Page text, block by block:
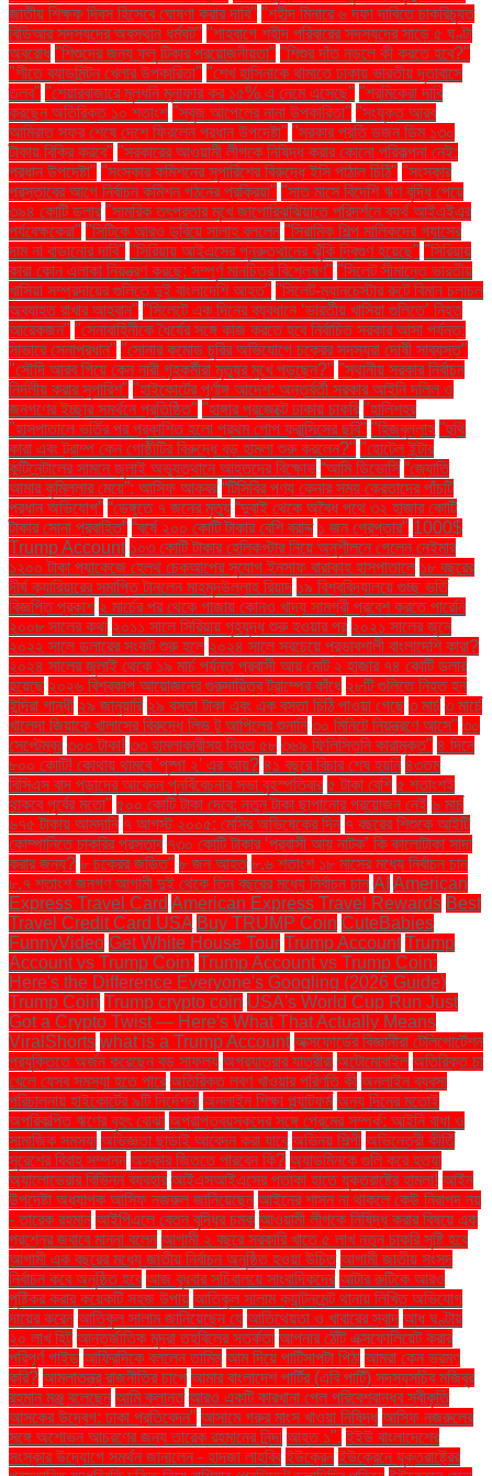
জাতীয় শিক্ষক দিবস হিসেবে ঘোষণা করার দাবি" "শহীদ মিনারে ৬ দফা দাবিতে চাকরিচ্যুত
বিডিআর সদস্যদের অবস্থান ধর্মঘট" "শাহবাগে শহীদ পরিবারের সদস্যদের সাড়ে ৫ ঘণ্টা
অবরোধ "শিশুদের জন্য ফ্লু টিকার প্রয়োজনীয়তা" "শিশুর দাঁত নড়লে কী করতে হবে?"
"শীতে ব্যাডমিন্টন খেলার উপকারিতা" "শেখ হাসিনাকে থামাতে ঢাকায় ভারতীয় দূতাবাসে
তলব" "শেয়ারবাজারে মূলধনি মুনাফার কর ১৫% এ নেমে এসেছে" "শ্রমিকেরা দাবি
করছেন অতিরিক্ত ১০ শতাংশ "সবুজ আপেলের নানা উপকারিতা" "সংযুক্ত আরব
আমিরাত সফর শেষে দেশে ফিরলেন প্রধান উপদেষ্টা" "সরকার প্রতি ডজন ডিম ১৩০
টাকায় বিক্রি করবে" "সরকারের আওয়ামী লীগকে নিষিদ্ধ করার কোনো পরিকল্পনা নেই:
প্রধান উপদেষ্টা" "সংস্কার কমিশনের সুপারিশের বিরুদ্ধে ইসি পাঠাল চিঠি" "সংস্কার
প্রস্তাবের আগে নির্বাচন কমিশন গঠনের প্রক্রিয়া" "সাত মাসে বিদেশি ঋণ বৃদ্ধি পেয়ে
৩৯৪ কোটি ডলার "সামরিক তৎপরতার মুখে জাপোরিঝঝিয়াতে পরিদর্শনে ব্যর্থ আইএইএর
পর্যবেক্ষকেরা" "সিটিকে আরও ডুবিয়ে সালাহ বললেন "সিরামিক শিল্প মালিকদের গ্যাসের
দাম না বাড়ানোর দাবি" "সিরিয়ায় আইএসের পুনরুত্থানের ঝুঁকি দ্বিগুণ হয়েছে" "সিরিয়ায়
কারা কোন এলাকা নিয়ন্ত্রণ করছে: সম্পূর্ণ মানচিত্র বিশ্লেষণ" "সিলেট সীমান্তে ভারতীয়
খাসিয়া সম্প্রদায়ের গুলিতে দুই বাংলাদেশি আহত" "সিলেট-ম্যানচেস্টার রুটে বিমান চলাচল
অব্যাহত রাখার আহ্বান" "সিলেটে এক দিনের ব্যবধানে ‘ভারতীয় খাসিয়া গু‌লিতে’ নিহত
আরেকজন" "সেনাবাহিনীকে ধৈর্যের সঙ্গে কাজ করতে হবে নির্বাচিত সরকার আসা পর্যন্ত:
সাভারে সেনাপ্রধান" "সোনার কমোড চুরির অভিযোগে চক্রের সদস্যরা দোষী সাব্যস্ত"
"সৌদি আরব গিয়ে কেন নারী গৃহকর্মীরা মৃত্যুর মুখে পড়ছেন?" "স্থানীয় সরকার নির্বাচন
নির্দলীয় করার সুপারিশ" "হাইকোর্টের পূর্ণাঙ্গ আদেশ: অন্তর্বর্তী সরকার আইনি দলিল ও
জনগণের ইচ্ছার সমর্থনে প্রতিষ্ঠিত" "হাঙ্গার প্রজেক্টে ঢাকায় চাকরি "হালিশহর
"হাসপাতালে ভর্তির পর প্রকাশিত হলো প্রথম পোপ ফ্রান্সিসের ছবি" "হিজবুল্লাহ "হুথি
কারা এবং ট্রাম্প কেন গোষ্ঠীটির বিরুদ্ধে বড় হামলা শুরু করলেন?" "হোটেল ইন্টার
কন্টিনেন্টালের সামনে জুলাই অভ্যুত্থানে আহতদের বিক্ষোভ “আমি ডিভোর্সি “জ্যোতি
আমার কুমিল্লার মেয়ে”: আসিফ আকবর “টিসিবির পণ্য কেনার সময় ক্রেতাদের পাঁচটি
প্রধান অভিযোগ” “ডেঙ্গুতে ৭ জনের মৃত্যু “দুবাই থেকে অবৈধ পথে ৩২ হাজার কোটি
টাকার সোনা প্রবাহিত” “বর্ষে ২০০ কোটি টাকার বেশি বরাদ্দ ১ জন গ্রেপ্তার" 1000$
Trump Account ১০৩ কোটি টাকার হেলিকপ্টার নিয়ে অনুশীলনে গেলেন নেইমার
১২০০ টাকা প্যাকেজে হেলথ চেকআপের সুযোগ ইনসাফ বারাকাহ হাসপাতালে ১৮ বছরের
দীর্ঘ ক্যারিয়ারের সমাপ্তি টানলেন মাহমুদউল্লাহ রিয়াদ ১৯ বিশ্ববিদ্যালয়ে গুচ্ছ ভর্তি
বিজ্ঞপ্তি প্রকাশ ২ মার্চের পর থেকে গাজায় কোনও খাদ্য সামগ্রী প্রবেশ করতে পারেনি
২০০৮ সালের কথা ২০১১ সালে সিরিয়ায় গৃহযুদ্ধ শুরু হওয়ার পর ২০২১ সালের জুনে
২০২২ সালে ডলারের সংকট শুরু হলে ২০২৪ সালে সবচেয়ে প্রভাবশালী বাংলাদেশি কারা?
২০২৪ সালের জুলাই থেকে ১৯ মার্চ পর্যন্ত প্রবাসী আয় মোট ২ হাজার ৭৪ কোটি ডলার
হয়েছে ২০২৬ বিশ্বকাপ আয়োজনের গুরুদায়িত্ব ট্রাম্পের কাঁধে ২৮টি গুলিতে নিহত হন
ইন্দিরা গান্ধী ২৯ জানুয়ারি ২৯ বস্তা টাকা এবং এক বস্তা চিঠি পাওয়া গেছে ৩ মার্চ ৩ মার্চে
খালেদা জিয়াকে খালাসের বিরুদ্ধে লিভ টু আপিলের শুনানি ৩০ মিনিটে নিয়ন্ত্রণে আসে" ৩০
সেপ্টেম্বর ৩০০ টাকা! ৩৩ হামলাকারীসহ নিহত ৫৮ ৩৬৯ ফিলিস্তিনি কারামুক্ত" ৪ দিনে
৮০০ কোটি! কোথায় থামবে 'পুষ্পা ২' এর আয়? ৪১ বছরে বিচার শেষ হয়নি ৪৩তম
বিসিএস বাদ পড়াদের আবেদন পুনর্বিবেচনার সভা বৃহস্পতিবার ৫ টাকা বেশি ৫ শতাংশই
থাকবে পূর্বের মতো" ৫০০ কোটি টাকা দেবে: নতুন টাকা ছাপানোর প্রয়োজন নেই ৬ মার্চ
৬৭৫ টাকায় আমদানি ৭ আগস্ট ২০০৫: মেসির অভিষেকের দিন ৭ বছরের শিশুকে আইটি
কোম্পানিতে চাকরির প্রস্তাব ৭৩০ কোটি টাকার ‘প্রবাসী আয় নাটক’ কি কালোটাকা সাদা
করার জন্য? ৮ চক্রের জড়িত" ৮ জন আহত ৮.৬ শতাংশ ১৮ মাসের মধ্যে নির্বাচন চান
৮.৭ শতাংশ জনগণ আগামী দুই থেকে তিন বছরের মধ্যে নির্বাচন চান AI American
Express Travel Card American Express Travel Rewards Best
Travel Credit Card USA Buy TRUMP Coin CuteBabies
FunnyVideo Get White House Tour Trump Account Trump
Account vs Trump Coin: Trump Account vs Trump Coin:
Here's the Difference Everyone's Googling (2026 Guide)
Trump Coin Trump crypto coin USA's World Cup Run Just
Got a Crypto Twist — Here's What That Actually Means
ViralShorts what is a Trump Account অক্সফোর্ডের বিজ্ঞানীরা টেলিপোর্টেশন
প্রযুক্তিতে অর্জন করেছেন বড় সাফল্য অগ্রযাত্রার যাত্রীরা অটোমোবাইল অতিরিক্ত চা
খেলে যেসব সমস্যা হতে পারে অতিরিক্ত লবণ খাওয়ার পরিণতি কী অনলাইন ব্যবসা
পরিচালনায় হাইকোর্টের ৯টি নির্দেশনা অনলাইন শিক্ষা প্ল্যাটফর্ম অন্য দিনের মতোই
অপরিকল্পিত ঋণের বৃহৎ বোঝা অপ্রাপ্তবয়স্কদের সঙ্গে প্রেমের সম্পর্ক: আইনি বাধা ও
সামাজিক সমস্যা অভিজ্ঞতা ছাড়াই আবেদন করা যাবে অভিনয় শিল্পী অভিনেত্রী কীর্তি
সুরেশের বিবাহ সম্পন্ন অস্কার জিততে পারবেন কি? অ্যাডমিনকে গুলি করে হত্যা
অ্যালোভেরার বিভিন্ন ব্যবহার আইএসআইএসের পতাকা হাতে যুক্তরাষ্ট্রে হামলা! আইন
উপদেষ্টা অধ্যাপক আসিফ নজরুল জানিয়েছেন আইনের শাসন না থাকলে কেউ নিরাপদ নয়
- তারেক রহমান আইপিএলে বেতন বৃদ্ধির চমক আওয়ামী লীগকে নিষিদ্ধ করার বিষয়ে এক
প্রশ্নের জবাবে মান্না বলেন আগামী ২ বছরে সরকারি খাতে ৫ লাখ নতুন চাকরি সৃষ্টি হবে
আগামী এক বছরের মধ্যে জাতীয় নির্বাচন অনুষ্ঠিত হওয়া উচিত আগামী জাতীয় সংসদ
নির্বাচন কবে অনুষ্ঠিত হবে আজ বুধবার সচিবালয়ে সাংবাদিকদের আটার রুটিকে আরও
পুষ্টিকর করার কয়েকটি সহজ উপায় আতিকুল সালাম ক্যান্টনমেন্ট থানায় লিখিত অভিযোগ
দায়ের করেন আতিকুল সালাম জানিয়েছেন যে আতিথেয়তা ও খাবারের স্বাদ আধ ঘণ্টায়
২০ লাখ হিট আন্তর্জাতিক মুদ্রা তহবিলের সতর্কতা আপনার ঠোঁট এক্সফোলিয়েট করার
পরিপূর্ণ গাইড আফ্রিদিকে বললেন তামিম আম দিয়ে পাটিসাপটা পিঠা আমরা কেন ভ্রমণ
করি? আমলাতন্ত্র রাজনীতির চাপে আমার বাংলাদেশ পার্টির (এবি পার্টি) সদস্যসচিব মজিবুর
রহমান মঞ্জু বলেছেন আমি ক্লান্ত আরও একটি কারখানা পেল পরিবেশবান্ধব স্বীকৃতি
আসকের উদ্বেগ: ঢাকা প্রতিবেদন" আসামে গরুর মাংস খাওয়া নিষিদ্ধ আসিফ নজরুলের
সঙ্গে অশোভন আচরণের জন্য তারেক রহমানের নিন্দা আহত ১". ইইউ বাংলাদেশের
সংস্কার উদ্যোগে সমর্থন জানালেন - হাদজা লাহবিব ইউক্রেন ইউক্রেনে যুক্তরাষ্ট্রের